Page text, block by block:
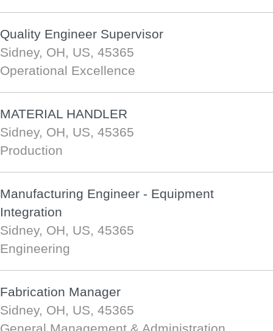
Quality Engineer Supervisor
Sidney, OH, US, 45365
Operational Excellence
MATERIAL HANDLER
Sidney, OH, US, 45365
Production
Manufacturing Engineer - Equipment
Integration
Sidney, OH, US, 45365
Engineering
Fabrication Manager
Sidney, OH, US, 45365